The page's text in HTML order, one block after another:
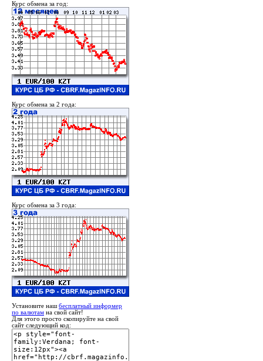
Курс обмена за год:
Курс обмена за 2 года:
Курс обмена за 3 года:
Установите наш бесплатный информер
по валютам на свой сайт!
Для этого просто скопируйте на свой
сайт следующий код: